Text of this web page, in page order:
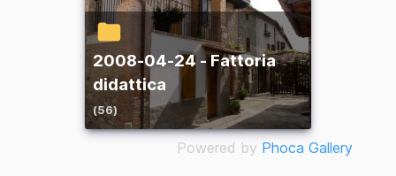
2008-04-24 - Fattoria
didattica
(56)
Powered by Phoca Gallery